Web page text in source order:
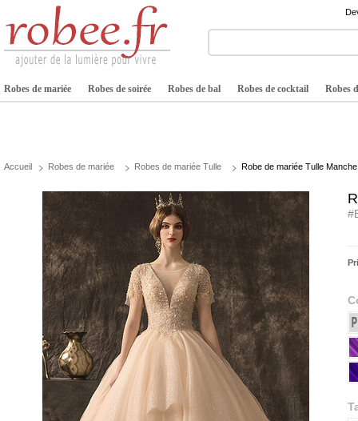
Robes de mariée Robes de soirée Robes de bal Robes de cocktail Robes
Accueil Robes de mariée Robes de mariée Tulle Robe de mariée Tulle